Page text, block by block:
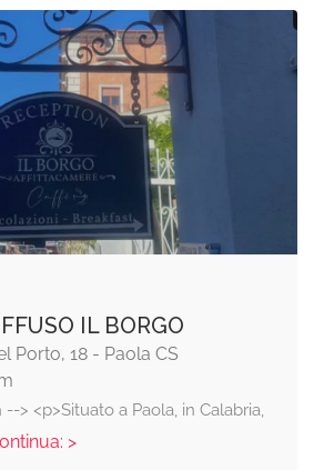
IL BORGO
Porto, 18 - Paola CS
> <p>Situato a Paola, in Calabria,
>